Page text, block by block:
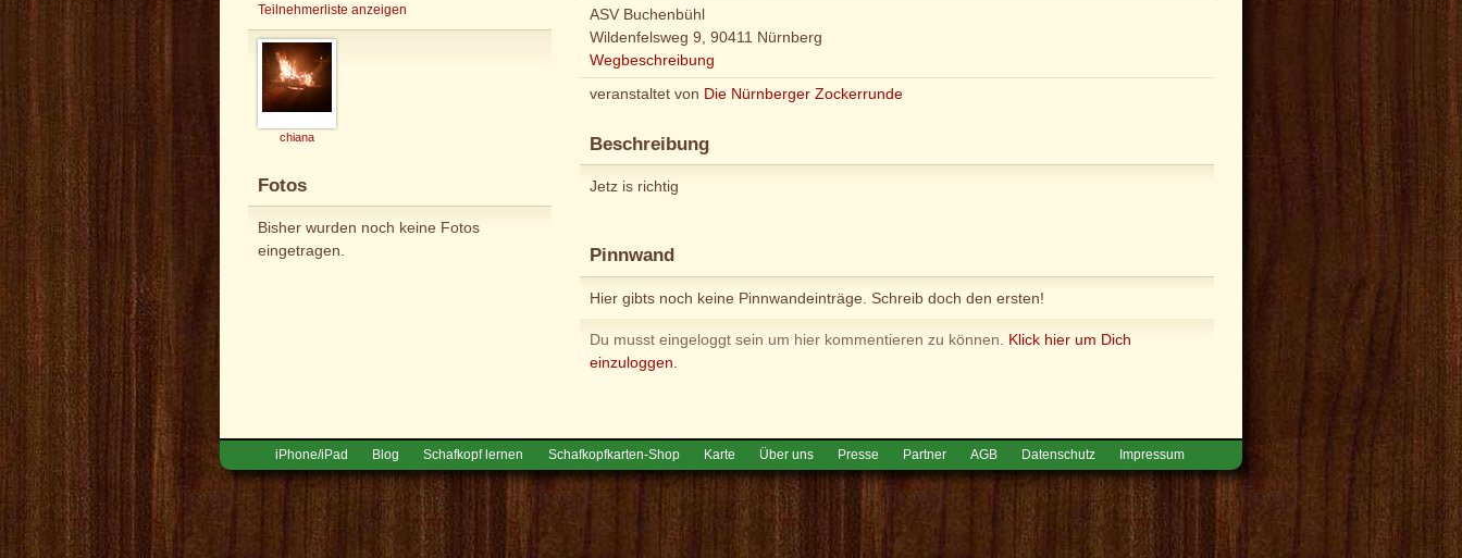
Teilnehmerliste anzeigen
chiana
Fotos
Bisher wurden noch keine Fotos
eingetragen.
ASV Buchenbühl
Wildenfelsweg 9, 90411 Nürnberg
Wegbeschreibung
veranstaltet von Die Nürnberger Zockerrunde
Beschreibung
Jetz is richtig
Pinnwand
Hier gibts noch keine Pinnwandeinträge. Schreib doch den ersten!
Du musst eingeloggt sein um hier kommentieren zu können. Klick hier um Dich
einzuloggen.
iPhone/iPad Blog Schafkopf lernen Schafkopfkarten-Shop Karte Über uns Presse Partner AGB Datenschutz Impressum